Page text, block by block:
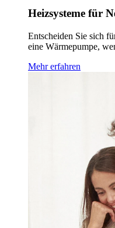
Heizsysteme für
Entscheiden Sie sich
eine Wärmepumpe,
Mehr erfahren